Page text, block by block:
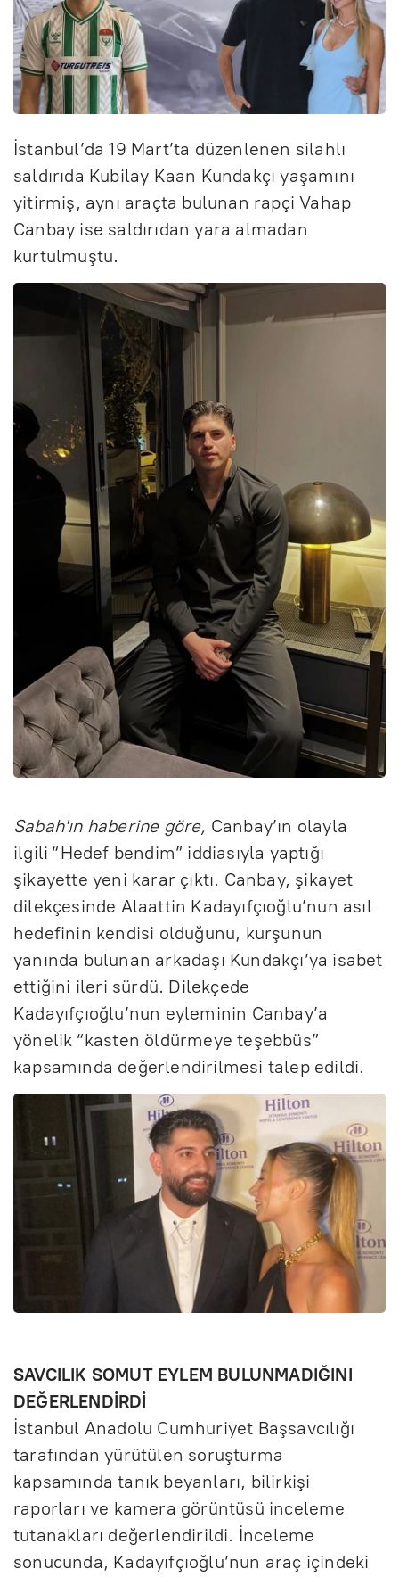
İstanbul’da 19 Mart’ta düzenlenen silahlı
saldırıda Kubilay Kaan Kundakçı yaşamını
yitirmiş, aynı araçta bulunan rapçi Vahap
Canbay ise saldırıdan yara almadan
kurtulmuştu.
Sabah'ın haberine göre, Canbay’ın olayla
ilgili “Hedef bendim” iddiasıyla yaptığı
şikayette yeni karar çıktı. Canbay, şikayet
dilekçesinde Alaattin Kadayıfçıoğlu’nun asıl
hedefinin kendisi olduğunu, kurşunun
yanında bulunan arkadaşı Kundakçı’ya isabet
ettiğini ileri sürdü. Dilekçede
Kadayıfçıoğlu’nun eyleminin Canbay’a
yönelik “kasten öldürmeye teşebbüs”
kapsamında değerlendirilmesi talep edildi.
SAVCILIK SOMUT EYLEM BULUNMADIĞINI
DEĞERLENDİRDİ
İstanbul Anadolu Cumhuriyet Başsavcılığı
tarafından yürütülen soruşturma
kapsamında tanık beyanları, bilirkişi
raporları ve kamera görüntüsü inceleme
tutanakları değerlendirildi. İnceleme
sonucunda, Kadayıfçıoğlu’nun araç içindeki